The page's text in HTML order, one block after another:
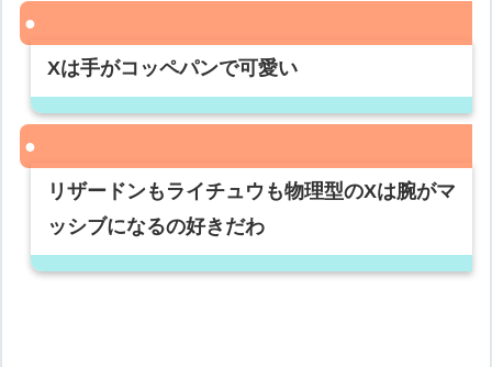
Xは手がコッペパンで可愛い
リザードンもライチュウも物理型のXは腕がマ
ッシブになるの好きだわ